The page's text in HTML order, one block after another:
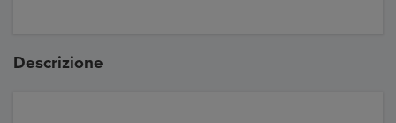
Descrizione